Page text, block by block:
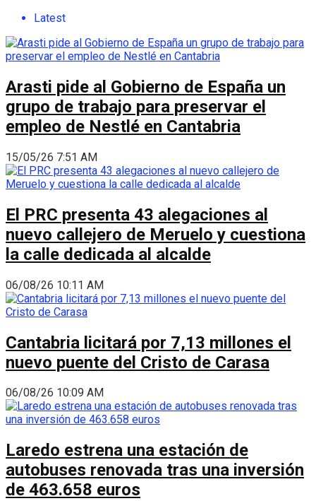
Latest
Arasti pide al Gobierno de España un
grupo de trabajo para preservar el
empleo de Nestlé en Cantabria
15/05/26 7:51 AM
El PRC presenta 43 alegaciones al
nuevo callejero de Meruelo y cuestiona
la calle dedicada al alcalde
06/08/26 10:11 AM
Cantabria licitará por 7,13 millones el
nuevo puente del Cristo de Carasa
06/08/26 10:09 AM
Laredo estrena una estación de
autobuses renovada tras una inversión
de 463.658 euros